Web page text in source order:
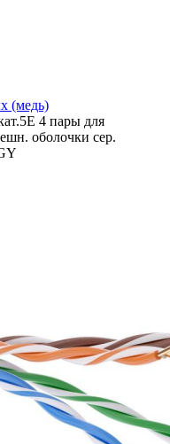
(медь)
4 пары для
оболочки сер.